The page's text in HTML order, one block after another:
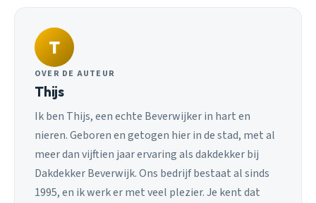
T
OVER DE AUTEUR
Thijs
Ik ben Thijs, een echte Beverwijker in hart en
nieren. Geboren en getogen hier in de stad, met al
meer dan vijftien jaar ervaring als dakdekker bij
Dakdekker Beverwijk. Ons bedrijf bestaat al sinds
1995, en ik werk er met veel plezier. Je kent dat